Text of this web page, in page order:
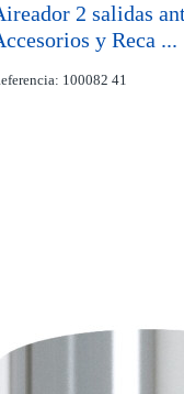
2 salidas
y Reca ...
100082 41